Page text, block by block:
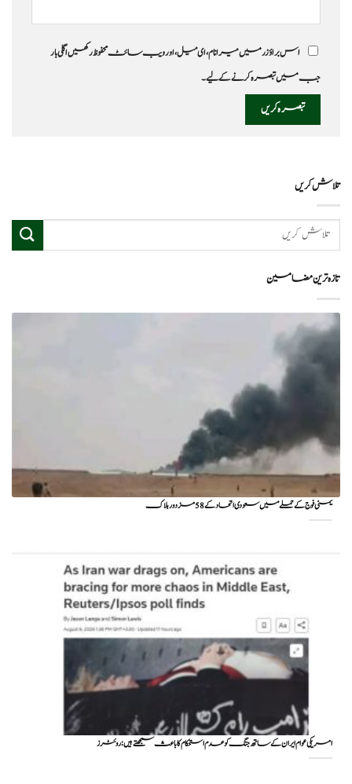
اس براؤزر میں میرا نام، ای میل، اور ویب سائٹ محفوظ رکھیں اگلی بار
جب میں تبصرہ کرنے کےلیے۔
تلاش کریں
تازہ ترین مضامین
یمنی فوج کے حملے میں سعودی اتحاد کے 58 مزدور ہلاک
امریکی عوام ایران کے ساتھ جنگ کو عدم استحکام کا باعث سمجھتے ہیں: روئٹرز